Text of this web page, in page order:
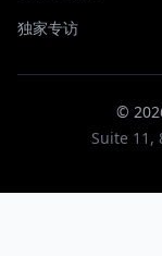
独家专访
©
Suite 11,